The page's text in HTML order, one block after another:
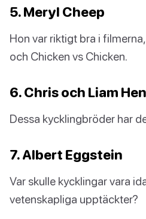
5. Meryl Cheep
Hon var riktigt bra i
och Chicken vs Chicken.
6. Chris och Liam
Dessa kycklingbröder har
7. Albert Eggstein
Var skulle kycklingar vara
vetenskapliga upptäckter?